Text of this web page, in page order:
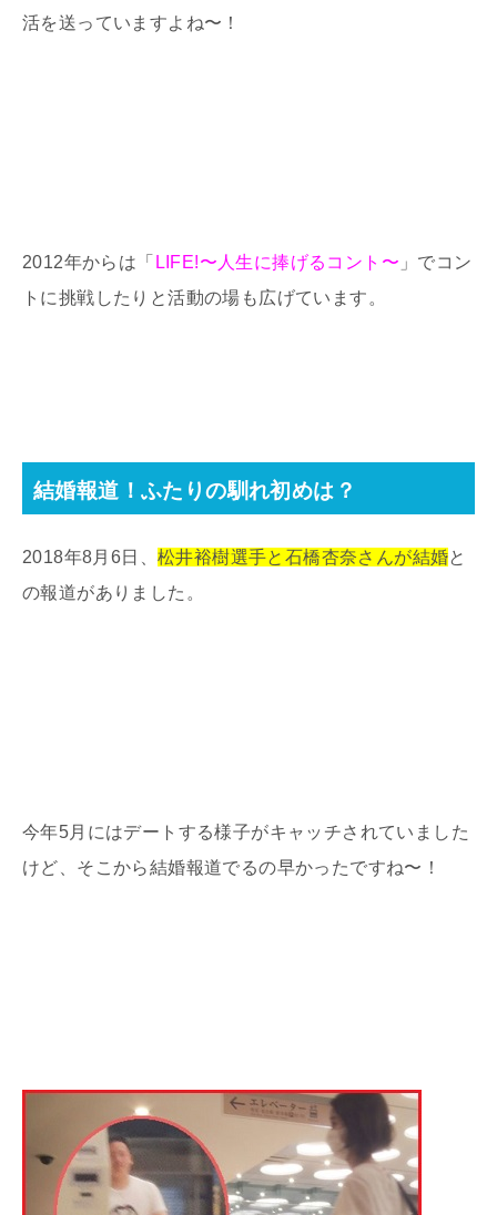
活を送っていますよね〜！
2012年からは「 LIFE!〜人生に捧げるコント〜 」でコン
トに挑戦したりと活動の場も広げています。
結婚報道！ふたりの馴れ初めは？
2018年8月6日、 松井裕樹選手と石橋杏奈さんが結婚と
の報道がありました。
今年5月にはデートする様子がキャッチされていました
けど、そこから結婚報道でるの早かったですね〜！